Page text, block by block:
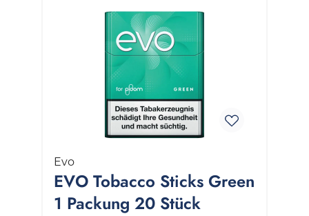
Evo
EVO Tobacco Sticks Green
1 Packung 20 Stück